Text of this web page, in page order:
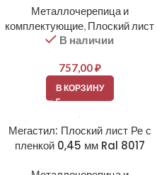
Металлочерепица и
комплектующие, Плоский лист
В наличии
757,00₽
В КОРЗИНУ
Мегастил: Плоский лист Ре с
пленкой 0,45 мм Ral 8017